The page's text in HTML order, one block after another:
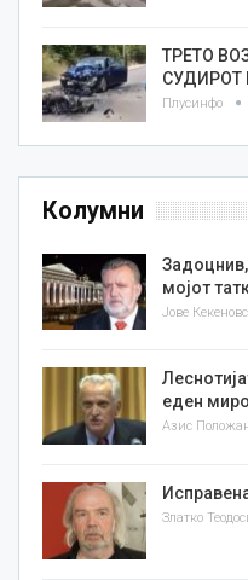
ТРЕТО
СУДИРОТ
Плусинфо
Колумни
мојот
Јове
еден
Азис